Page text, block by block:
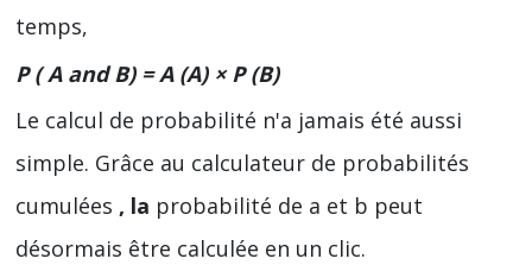
temps,
P ( A andB) = A (A) × P (B)
Le calcul de probabilité n'a jamais été aussi
simple. Grâce au calculateur de probabilités
cumulées , la probabilité de a et b peut
désormais être calculée en un clic.